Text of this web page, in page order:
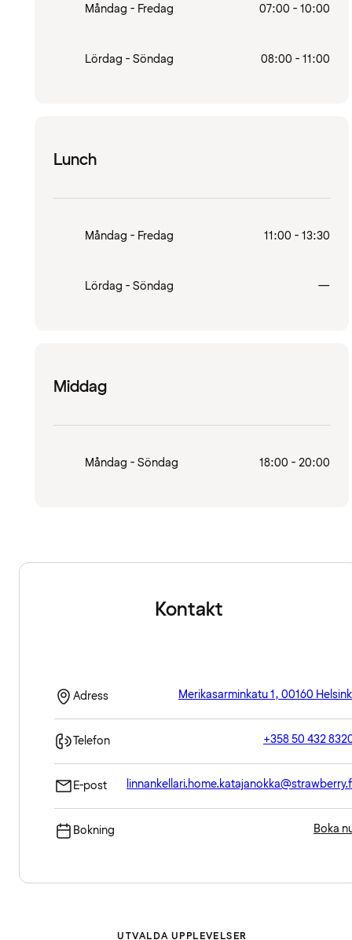
Måndag - Fredag 07:00 - 10:00
Lördag - Söndag 08:00 - 11:00
Lunch
Måndag - Fredag 11:00 - 13:30
Lördag - Söndag —
Middag
Måndag - Söndag 18:00 - 20:00
Kontakt
Adress Merikasarminkatu 1, 00160
Telefon +358 50 432
E-post
Bokning Boka
UTVALDA UPPLEVELSER